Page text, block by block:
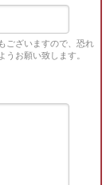
ございますので、恐れ
うお願い致します。